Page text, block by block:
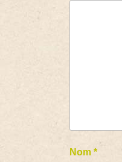
Nom*